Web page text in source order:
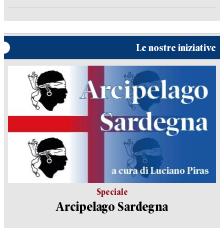
Le nostre iniziative
Speciale
Arcipelago Sardegna